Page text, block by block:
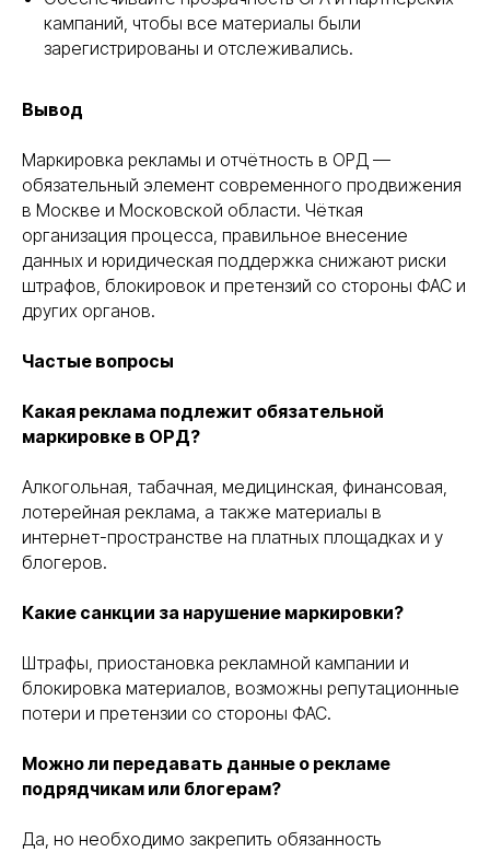
кампаний, чтобы все материалы были
зарегистрированы и отслеживались.
Вывод
Маркировка рекламы и отчётность в ОРД —
обязательный элемент современного продвижения
в Москве и Московской области. Чёткая
организация процесса, правильное внесение
данных и юридическая поддержка снижают риски
штрафов, блокировок и претензий со стороны ФАС и
других органов.
Частые вопросы
Какая реклама подлежит обязательной
маркировке в ОРД?
Алкогольная, табачная, медицинская, финансовая,
лотерейная реклама, а также материалы в
интернет-пространстве на платных площадках и у
блогеров.
Какие санкции за нарушение маркировки?
Штрафы, приостановка рекламной кампании и
блокировка материалов, возможны репутационные
потери и претензии со стороны ФАС.
Можно ли передавать данные о рекламе
подрядчикам или блогерам?
Да, но необходимо закрепить обязанность
info@pravoset.ru
ПОМОЖЕМОПРЕДЕЛИТЬСЯ
С ВЫБОРОМУСЛУГИ
НА ПРЕДВАРИТЕЛЬНОЙ
КОНСУЛЬТАЦИИ
+7
Я соглашаюсь с условиями «
Политики
конфедициальности» и с условиями
«Политики обработки персональных данных»
получить консультацию
все услуги
отзывы